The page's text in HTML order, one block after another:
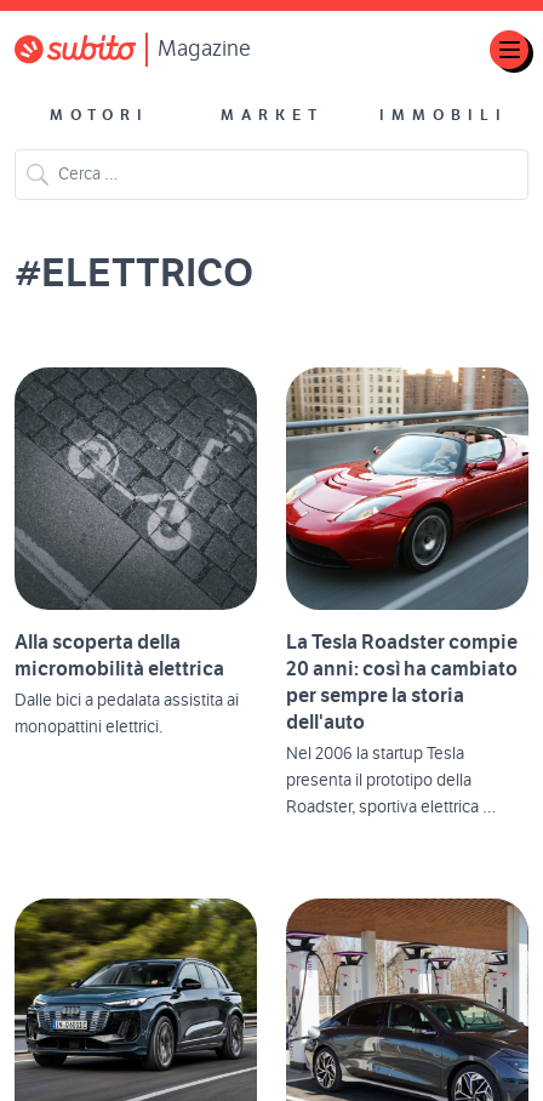
Magazine
MOTORI MARKET IMMOBILI
#ELETTRICO
Alla scoperta della
micromobilità elettrica
Dalle bici a pedalata assistita ai
monopattini elettrici.
La Tesla Roadster compie
20 anni: così ha cambiato
per sempre la storia
dell'auto
Nel 2006 la startup Tesla
presenta il prototipo della
Roadster, sportiva elettrica …